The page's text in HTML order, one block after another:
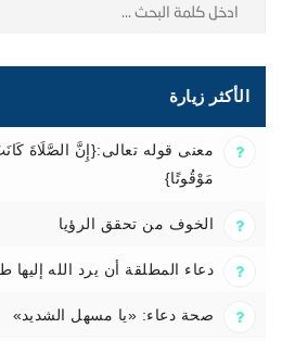
الأكثر زيارة
معنى قوله تعالى:{إِنَّ الصَّلَاةَ
مَوْقُوتًا}
الخوف من تحقق الرؤيا
دعاء المطلقة أن يرد الله إليها
صحة دعاء: «يا مسهل الشديد»